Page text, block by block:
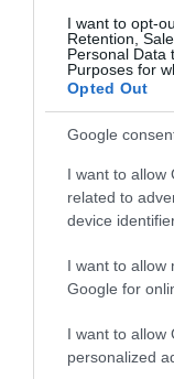
I want to opt-
Retention,
Personal Data
Purposes for
Opted Out
Google
I want to allow
related to
device
I want to allow
Google for
I want to allow
personalized
Ez a kávézaccos
hámsejteket,
Megosztás:
Címkék:
sokoldalú
Korábbi
HASONLÓ